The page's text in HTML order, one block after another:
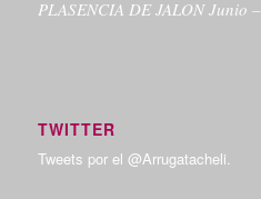
PLASENCIA DE JALON Junio
TWITTER
Tweets por el @Arrugatacheli.